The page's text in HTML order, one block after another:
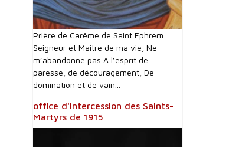
Prière de Carême de Saint Ephrem
Seigneur et Maître de ma vie, Ne
m’abandonne pas A l’esprit de
paresse, de découragement, De
domination et de vain...
office d'intercession des Saints-
Martyrs de 1915